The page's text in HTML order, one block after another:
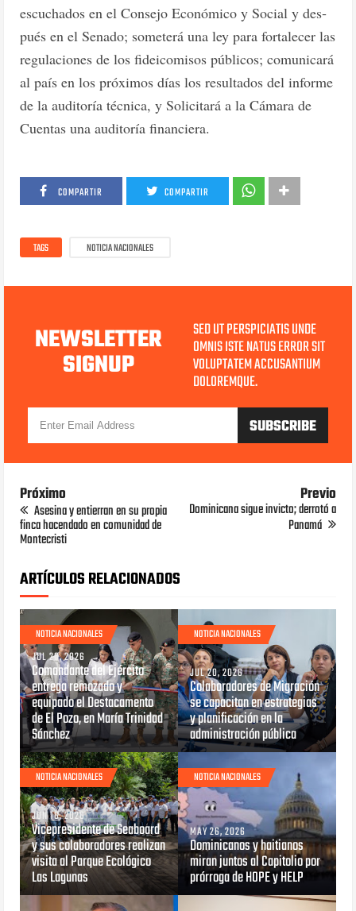
escuchados en el Consejo Económico y Social y des­
pués en el Senado; some­terá una ley para fortalecer las
regulaciones de los fidei­comisos públicos; comuni­cará
al país en los próximos días los resultados del in­forme
de la auditoría técni­ca, y Solicitará a la Cámara de
Cuentas una auditoría fi­nanciera.
COMPARTIR COMPARTIR
TAGS NOTICIA NACIONALES
NEWSLETTER
SIGNUP
SED UT PERSPICIATIS UNDE
OMNIS ISTE NATUS ERROR SIT
VOLUPTATEM ACCUSANTIUM
DOLOREMQUE.
Próximo
Asesina y entierran en su propia
finca hacendado en comunidad de
Montecristi
Previo
Dominicana sigue invicto; derrotó a
Panamá
ARTÍCULOS RELACIONADOS
NOTICIA NACIONALES
JUL 20, 2026
Comandante del Ejército
entrega remozado y
equipado el Destacamento
de El Pozo, en María Trinidad
Sánchez
NOTICIA NACIONALES
JUL 20, 2026
Colaboradores de Migración
se capacitan en estrategias
y planificación en la
administración pública
NOTICIA NACIONALES
JUN 16, 2026
Vicepresidente de Seaboard
y sus colaboradores realizan
visita al Parque Ecológico
Las Lagunas
NOTICIA NACIONALES
MAY 26, 2026
Dominicanos y haitianos
miran juntos al Capitolio por
prórroga de HOPE y HELP